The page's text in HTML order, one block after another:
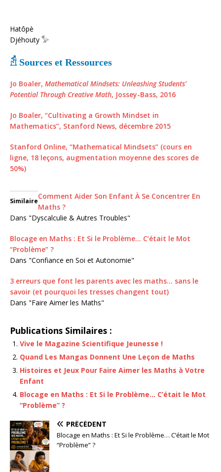
Hatôpè
Djéhouty 𓅞
𓁣 Sources et Ressources
Jo Boaler, Mathematical Mindsets: Unleashing Students’
Potential Through Creative Math, Jossey-Bass, 2016
Jo Boaler, “Cultivating a Growth Mindset in
Mathematics”, Stanford News, décembre 2015
Stanford Online, “Mathematical Mindsets” (cours en
ligne, 18 leçons, augmentation moyenne des scores de
50%)
Similaire
Comment Aider Son Enfant À Se Concentrer En
Maths ?
Dans "Dyscalculie & Autres Troubles"
Blocage en Maths : Et Si le Problème… C’était le Mot
“Problème” ?
Dans "Confiance en Soi et Autonomie"
3 erreurs que font les parents avec les maths… sans le
savoir (et pourquoi les tresses changent tout)
Dans "Faire Aimer les Maths"
Publications Similaires :
Vive le Magazine Scientifique Jeunesse !
Quand Les Mangas Donnent Une Leçon de Maths
Histoires et Jeux Pour Faire Aimer les Maths à Votre
Enfant
Blocage en Maths : Et Si le Problème… C’était le Mot
“Problème” ?
PRÉCÉDENT
Blocage en Maths : Et Si le Problème… C’était le Mot
“Problème” ?